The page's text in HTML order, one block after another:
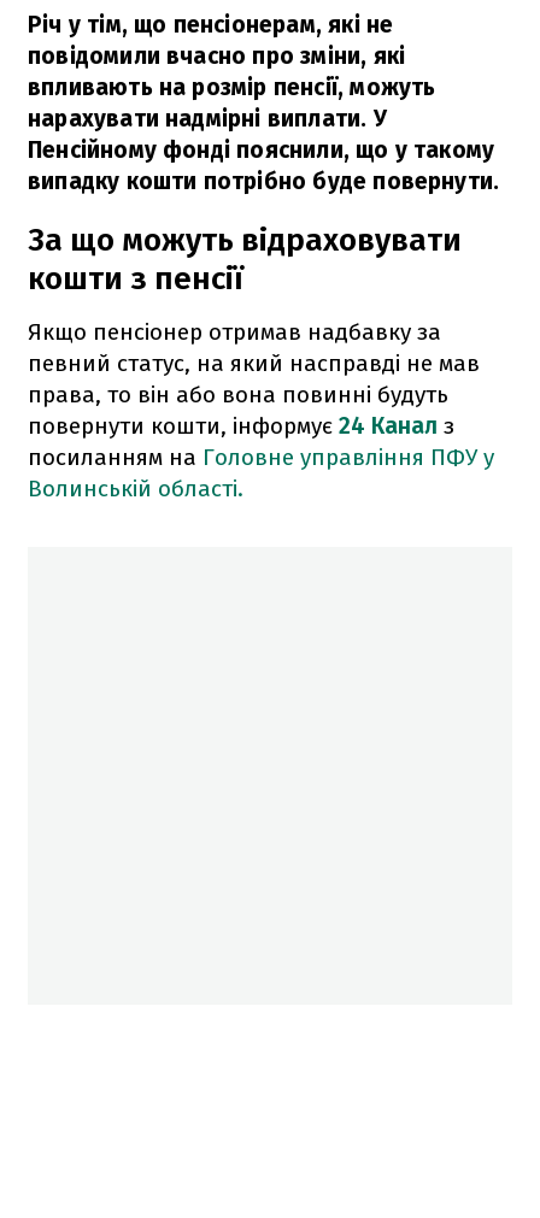
Річ у тім, що пенсіонерам, які не
повідомили вчасно про зміни, які
впливають на розмір пенсії, можуть
нарахувати надмірні виплати. У
Пенсійному фонді пояснили, що у такому
випадку кошти потрібно буде повернути.
За що можуть відраховувати
кошти з пенсії
Якщо пенсіонер отримав надбавку за
певний статус, на який насправді не мав
права, то він або вона повинні будуть
повернути кошти, інформує 24 Канал з
посиланням на Головне управління ПФУ у
Волинській області.